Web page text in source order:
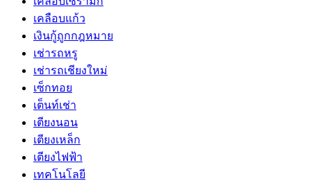
เคลือบแก้ว
เงินกู้ถูกกฎหมาย
เช่ารถหรู
เช่ารถเชียงใหม่
เซ็กทอย
เต็นท์เช่า
เตียงนอน
เตียงเหล็ก
เตียงไฟฟ้า
เทคโนโลยี